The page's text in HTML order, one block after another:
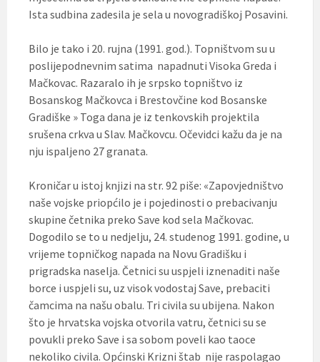
Ista sudbina zadesila je sela u novogradiškoj Posavini.
Bilo je tako i 20. rujna (1991. god.). Topništvom su u
poslijepodnevnim satima napadnuti Visoka Greda i
Mačkovac. Razaralo ih je srpsko topništvo iz
Bosanskog Mačkovca i Brestovčine kod Bosanske
Gradiške » Toga dana je iz tenkovskih projektila
srušena crkva u Slav. Mačkovcu. Očevidci kažu da je na
nju ispaljeno 27 granata.
Kroničar u istoj knjizi na str. 92 piše: «Zapovjedništvo
naše vojske priopćilo je i pojedinosti o prebacivanju
skupine četnika preko Save kod sela Mačkovac.
Dogodilo se to u nedjelju, 24. studenog 1991. godine, u
vrijeme topničkog napada na Novu Gradišku i
prigradska naselja. Četnici su uspjeli iznenaditi naše
borce i uspjeli su, uz visok vodostaj Save, prebaciti
čamcima na našu obalu. Tri civila su ubijena. Nakon
što je hrvatska vojska otvorila vatru, četnici su se
povukli preko Save i sa sobom poveli kao taoce
nekoliko civila. Općinski Krizni štab nije raspolagao